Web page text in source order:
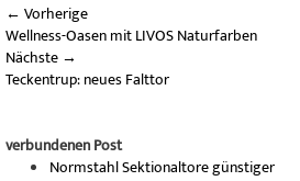
← Vorherige
Wellness-Oasen mit LIVOS Naturfarben
Nächste →
Teckentrup: neues Falttor
verbundenen Post
Normstahl Sektionaltore günstiger